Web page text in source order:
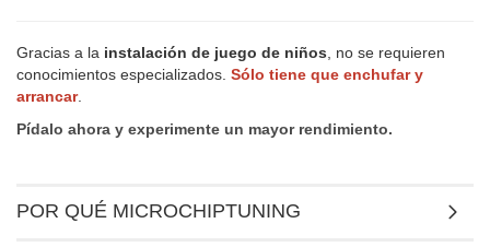
Gracias a la instalación de juego de niños , no se requieren
conocimientos especializados. Sólo tiene que enchufar y
arrancar.
Pídalo ahora y experimente un mayor rendimiento.
POR QUÉ MICROCHIPTUNING